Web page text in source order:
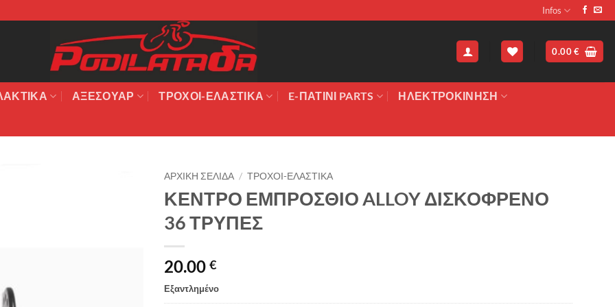
Infos
0.00€
ΑΞΕΣΟΥΆΡ ΤΡΟΧΟΙ-ΕΛΑΣΤΙΚΑ E-ΠΑΤΙΝΙ PARTS ΗΛΕΚΤΡΟΚΙΝΗΣΗ
ΑΡΧΙΚΉ ΣΕΛΊΔΑ / ΤΡΟΧΟΙ-ΕΛΑΣΤΙΚΑ
ΚΕΝΤΡΟ ΕΜΠΡΟΣΘΙΟ ALLOY ΔΙΣΚΟΦΡΕΝΟ
36 ΤΡΥΠΕΣ
20.00 €
Εξαντλημένο